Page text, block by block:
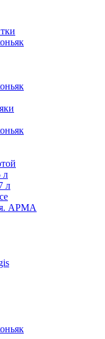
л
л
АРМА